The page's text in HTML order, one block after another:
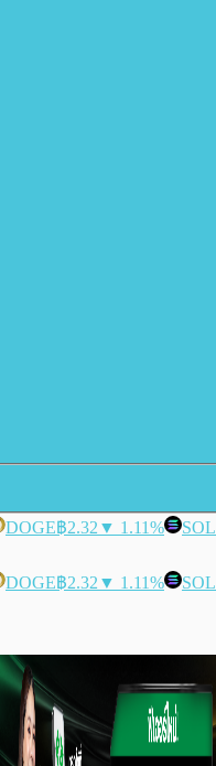
DOGE฿2.32 ▼ 1.11% SOL
DOGE฿2.32 ▼ 1.11% SOL